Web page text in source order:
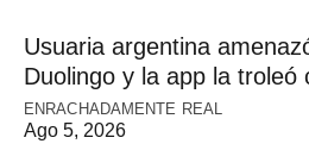
Usuaria argentina
Duolingo y la app la troleó
ENRACHADAMENTE REAL
Ago 5, 2026